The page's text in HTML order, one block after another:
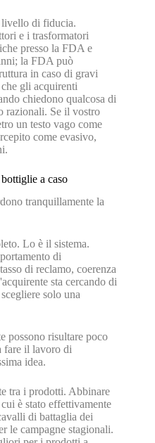
livello di fiducia.
e i trasformatori
presso la FDA e
la FDA può
in caso di gravi
gli acquirenti
chiedono qualcosa di
razionali. Se il vostro
un testo vago come
come evasivo,
a caso
tranquillamente la
Lo è il sistema.
di
di reclamo, coerenza
sta cercando di
solo una
possono risultare poco
fare il lavoro di
idea.
tra i prodotti. Abbinare
è stato effettivamente
di battaglia dei
le campagne stagionali.